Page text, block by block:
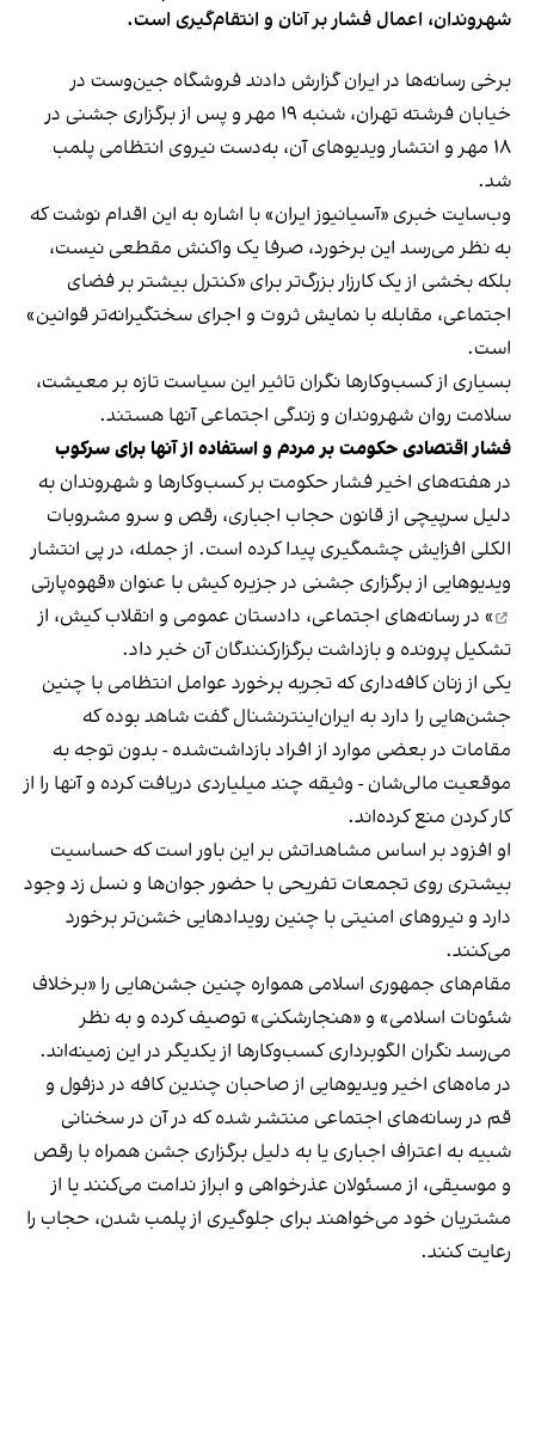
شهروندان، اعمال فشار بر آنان و انتقام‌گیری است.
برخی رسانه‌ها در ایران گزارش دادند فروشگاه جین‌وست در
خیابان فرشته تهران، شنبه ۱۹ مهر و پس از برگزاری جشنی در
۱۸ مهر و انتشار ویدیوهای آن، به‌دست نیروی انتظامی پلمب
شد.
وب‌سایت خبری «آسیانیوز ایران» با اشاره به این اقدام نوشت که
به نظر می‌رسد این برخورد، صرفا یک واکنش مقطعی نیست،
بلکه بخشی از یک کارزار بزرگ‌تر برای «کنترل بیشتر بر فضای
اجتماعی، مقابله با نمایش ثروت و اجرای سختگیرانه‌تر قوانین»
است.
بسیاری از کسب‌وکارها نگران تاثیر این سیاست‌ تازه بر معیشت،
سلامت روان شهروندان و زندگی اجتماعی آنها هستند.
فشار اقتصادی حکومت بر مردم و استفاده از آنها برای سرکوب
در هفته‌های اخیر فشار حکومت بر کسب‌وکارها و شهروندان به
دلیل سرپیچی از قانون حجاب اجباری، رقص و سرو مشروبات
الکلی افزایش چشمگیری پیدا کرده است. از جمله، در پی انتشار
ویدیوهایی از برگزاری جشنی در جزیره کیش با عنوان «قهوه‌پارتی
» در رسانه‌های اجتماعی، دادستان عمومی و انقلاب کیش، از
تشکیل پرونده و بازداشت برگزارکنندگان آن خبر داد.
یکی از زنان کافه‌داری که تجربه برخورد عوامل انتظامی با چنین
جشن‌هایی را دارد به ایران‌اینترنشنال گفت شاهد بوده که
مقامات در بعضی موارد از افراد بازداشت‌‌شده - بدون توجه به
موقعیت مالی‌شان - وثیقه چند میلیاردی دریافت کرده و آنها را از
کار کردن منع کرده‌اند.
او افزود بر اساس مشاهداتش بر این باور است که حساسیت
بیشتری روی تجمعات تفریحی با حضور جوان‌ها و نسل زد وجود
دارد و نیروهای امنیتی با چنین رویدادهایی خشن‌تر برخورد
می‌کنند.
مقام‌های جمهوری اسلامی همواره چنین جشن‌هایی را «برخلاف
شئونات اسلامی» و «هنجارشکنی» توصیف کرده و به نظر
می‌رسد نگران الگوبرداری کسب‌وکارها از یکدیگر در این زمینه‌اند.
در ماه‌های اخیر ویدیوهایی از صاحبان چندین کافه در دزفول و
قم در رسانه‌های اجتماعی منتشر شده که در آن در سخنانی
شبیه به اعتراف اجباری یا به دلیل برگزاری جشن همراه با رقص
و موسیقی، از مسئولان عذرخواهی و ابراز ندامت می‌کنند یا از
مشتریان خود می‌خواهند برای جلوگیری از پلمب شدن، حجاب را
رعایت کنند.